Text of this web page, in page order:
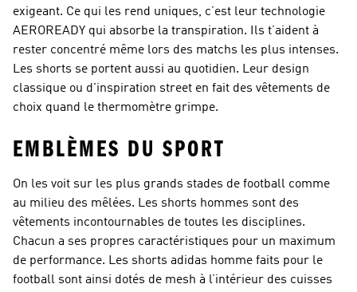
exigeant. Ce qui les rend uniques, c’est leur technologie
AEROREADY qui absorbe la transpiration. Ils t’aident à
rester concentré même lors des matchs les plus intenses.
Les shorts se portent aussi au quotidien. Leur design
classique ou d'inspiration street en fait des vêtements de
choix quand le thermomètre grimpe.
EMBLÈMES DU SPORT
On les voit sur les plus grands stades de football comme
au milieu des mêlées. Les shorts hommes sont des
vêtements incontournables de toutes les disciplines.
Chacun a ses propres caractéristiques pour un maximum
de performance. Les shorts adidas homme faits pour le
football sont ainsi dotés de mesh à l’intérieur des cuisses